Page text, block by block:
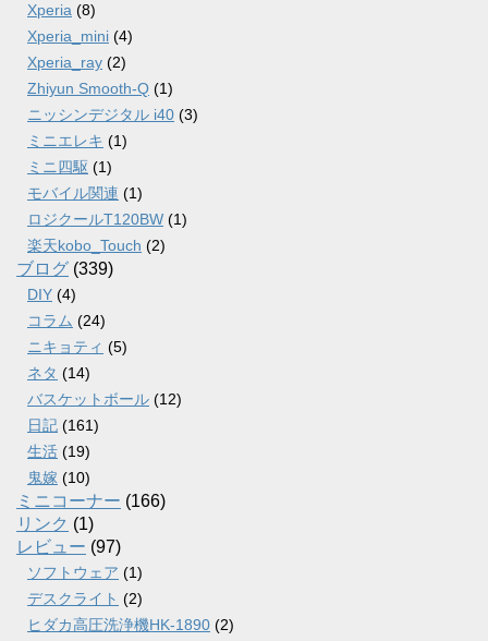
Xperia (8)
Xperia_mini (4)
Xperia_ray (2)
Zhiyun Smooth-Q (1)
ニッシンデジタル i40 (3)
ミニエレキ (1)
ミニ四駆 (1)
モバイル関連 (1)
ロジクールT120BW (1)
楽天kobo_Touch (2)
ブログ (339)
DIY (4)
コラム (24)
ニキョティ (5)
ネタ (14)
バスケットボール (12)
日記 (161)
生活 (19)
鬼嫁 (10)
ミニコーナー (166)
リンク (1)
レビュー (97)
ソフトウェア (1)
デスクライト (2)
ヒダカ高圧洗浄機HK-1890 (2)